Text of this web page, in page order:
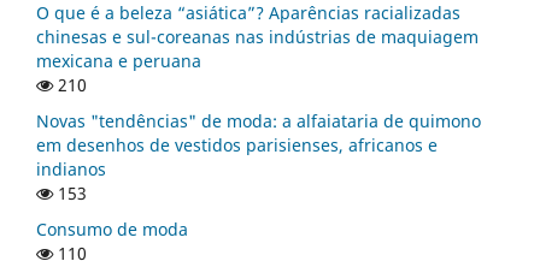
O que é a beleza “asiática”? Aparências racializadas
chinesas e sul-coreanas nas indústrias de maquiagem
mexicana e peruana
210
Novas "tendências" de moda: a alfaiataria de quimono
em desenhos de vestidos parisienses, africanos e
indianos
153
Consumo de moda
110